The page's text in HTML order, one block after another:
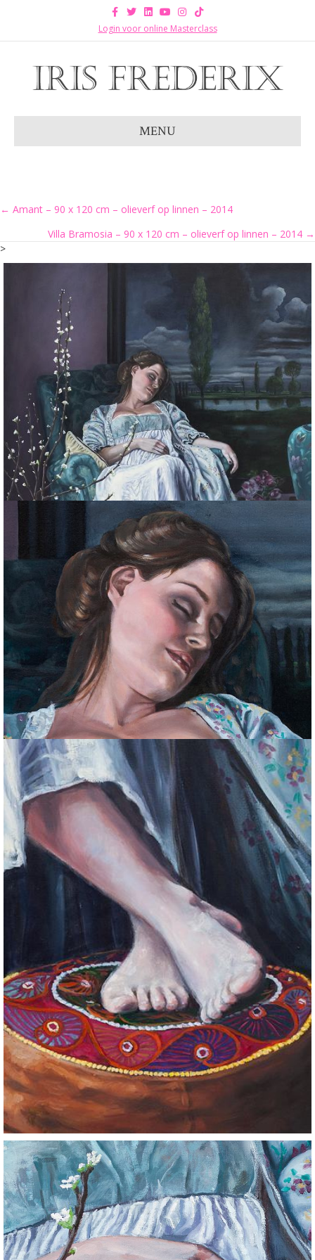
Facebook
TwitterLinkedinYoutubeInstagram
Tiktok
Login voor online Masterclass
MENU
Posts
navigation
← Amant – 90 x 120 cm – olieverf op linnen – 2014
Villa Bramosia – 90 x 120 cm – olieverf op linnen – 2014 →
>